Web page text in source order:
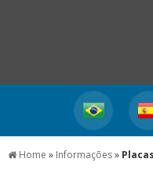
Home » Informações»